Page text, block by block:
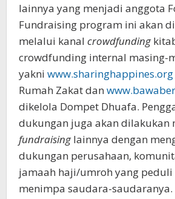
lainnya yang menjadi anggota
Fundraising program ini akan
melalui kanal crowdfunding
crowdfunding internal masing-
yakni www.sharinghappines.org
Rumah Zakat dan
dikelola Dompet Dhuafa.
dukungan juga akan dilakukan
fundraisinglainnya dengan
dukungan perusahaan,
jamaah haji/umroh yang peduli
menimpa saudara-saudaranya.